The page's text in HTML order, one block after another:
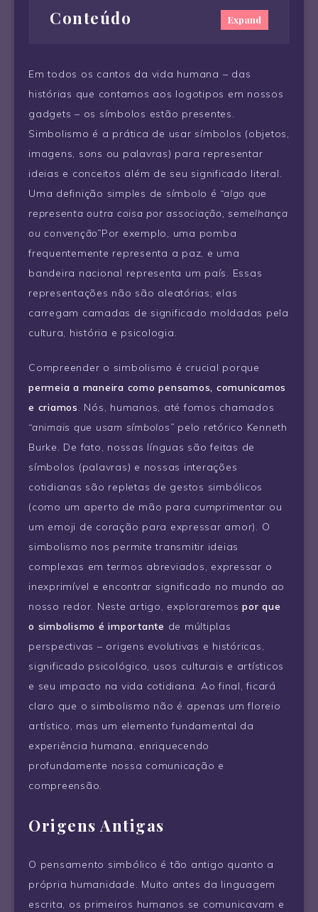
Conteúdo Expand
Em todos os cantos da vida humana – das
histórias que contamos aos logotipos em nossos
gadgets – os símbolos estão presentes.
Simbolismo é a prática de usar símbolos (objetos,
imagens, sons ou palavras) para representar
ideias e conceitos além de seu significado literal.
Uma definição simples de símbolo é “algo que
representa outra coisa por associação, semelhança
ou convenção”Por exemplo, uma pomba
frequentemente representa a paz, e uma
bandeira nacional representa um país. Essas
representações não são aleatórias; elas
carregam camadas de significado moldadas pela
cultura, história e psicologia.
Compreender o simbolismo é crucial porque
permeia a maneira como pensamos, comunicamos
e criamos. Nós, humanos, até fomos chamados
“animais que usam símbolos” pelo retórico Kenneth
Burke. De fato, nossas línguas são feitas de
símbolos (palavras) e nossas interações
cotidianas são repletas de gestos simbólicos
(como um aperto de mão para cumprimentar ou
um emoji de coração para expressar amor). O
simbolismo nos permite transmitir ideias
complexas em termos abreviados, expressar o
inexprimível e encontrar significado no mundo ao
nosso redor. Neste artigo, exploraremos por que
o simbolismo é importante de múltiplas
perspectivas – origens evolutivas e históricas,
significado psicológico, usos culturais e artísticos
e seu impacto na vida cotidiana. Ao final, ficará
claro que o simbolismo não é apenas um floreio
artístico, mas um elemento fundamental da
experiência humana, enriquecendo
profundamente nossa comunicação e
compreensão.
Origens Antigas
O pensamento simbólico é tão antigo quanto a
própria humanidade. Muito antes da linguagem
escrita, os primeiros humanos se comunicavam e